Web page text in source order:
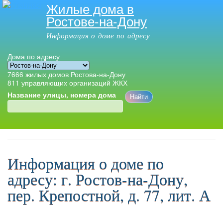
Перейти к
основному
содержанию
Жилые дома в
Ростове-на-Дону
Информация о доме по адресу
Дома по адресу
7666 жилых домов Ростова-на-Дону
811 управляющих организаций ЖКХ
Название улицы, номера дома
Главное меню
Информация о доме по
адресу: г. Ростов-на-Дону,
пер. Крепостной, д. 77, лит. А